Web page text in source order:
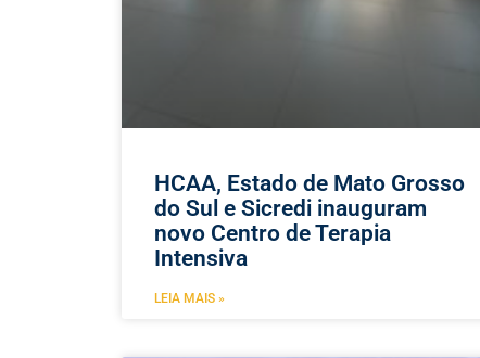
HCAA, Estado de Mato Grosso
do Sul e Sicredi inauguram
novo Centro de Terapia
Intensiva
LEIA MAIS »